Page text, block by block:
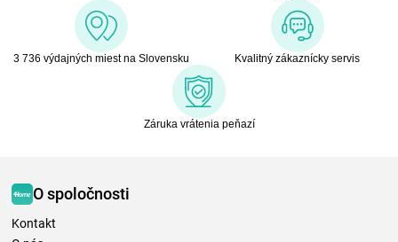
3 736 výdajných miest na Slovensku Kvalitný zákaznícky servis
Záruka vrátenia peňazí
O spoločnosti
Kontakt